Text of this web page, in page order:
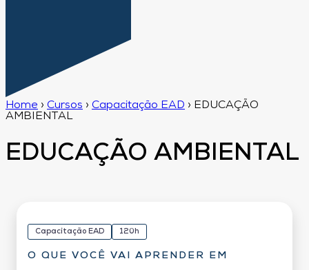
Home › Cursos › Capacitação EAD › EDUCAÇÃO
AMBIENTAL
EDUCAÇÃO AMBIENTAL
Capacitação EAD 120h
O QUE VOCÊ VAI APRENDER EM